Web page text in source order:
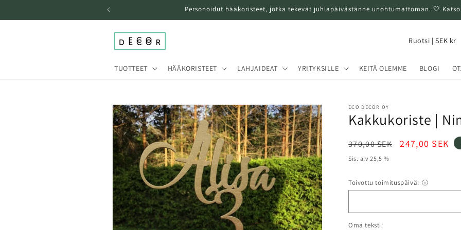
sisältöön
Personoidut hääkoristeet, jotka tekevät juhlapäivästänne unohtumattoman. 🤍
TUOTTEET HÄÄKORISTEET LAHJAIDEAT YRITYKSILLE KEITÄ OLEMME BLOGI
M
a
l
e
Ruotsi | SEK kr
Siirry
tuotetietoihin
ECO DECOR OY
Kakkukoriste |
Normaalihinta
370,00 SEK Alennushinta
247,00 SEK
Sis. alv 25,5 %
Toivottu toimituspäivä: ⓘ
Oma teksti: